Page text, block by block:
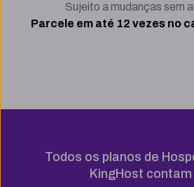
Sujeito a mudanças sem
Parcele em até 12 vezes no
Todos os planos de
KingHost contam